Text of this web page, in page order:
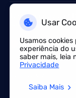
Tem uma dúvida?
support@croxy.com
Devido à
China
Serviço
Usar
Usamos
experiência do
saber mais, leia
Privacidade
Saiba Mais